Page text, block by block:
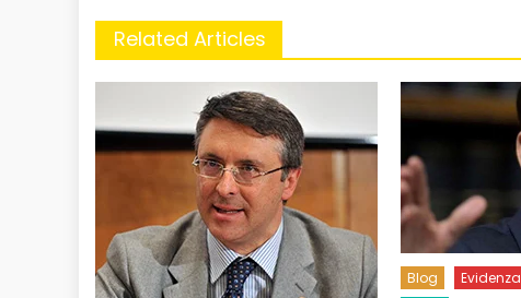
Related Articles
Blog Evidenza